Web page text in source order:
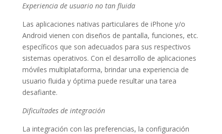
Experiencia de usuario no tan fluida
Las aplicaciones nativas particulares de iPhone y/o
Android vienen con diseños de pantalla, funciones, etc.
específicos que son adecuados para sus respectivos
sistemas operativos. Con el desarrollo de aplicaciones
móviles multiplataforma, brindar una experiencia de
usuario fluida y óptima puede resultar una tarea
desafiante.
Dificultades de integración
La integración con las preferencias, la configuración